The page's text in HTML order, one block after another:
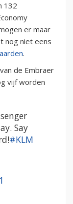
132
er maar
nog niet eens
.
de Embraer
vijf worden
Say
#KLM